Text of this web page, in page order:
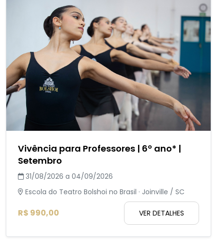
Vivência para Professores | 6º ano* |
Setembro
31/08/2026 a 04/09/2026
Escola do Teatro Bolshoi no Brasil · Joinville / SC
R$ 990,00 VER DETALHES